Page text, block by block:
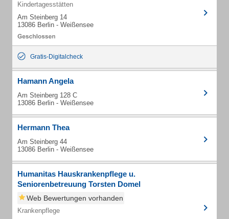
Kindertagesstätten
Am Steinberg 14
13086 Berlin - Weißensee
Gratis-Digitalcheck
Hamann Angela
Am Steinberg 128 C
13086 Berlin - Weißensee
Hermann Thea
Am Steinberg 44
13086 Berlin - Weißensee
Humanitas Hauskrankenpflege u.
Seniorenbetreuung Torsten Domel
Web Bewertungen vorhanden
Krankenpflege